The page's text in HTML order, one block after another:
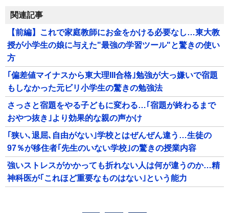
関連記事
【前編】これで家庭教師にお金をかける必要なし…東大教
授が小学生の娘に与えた"最強の学習ツール"と驚きの使い
方
｢偏差値マイナスから東大理III合格｣勉強が大っ嫌いで宿題
もしなかった元ビリ小学生の驚きの勉強法
さっさと宿題をやる子どもに変わる…｢宿題が終わるまで
おやつ抜き｣より効果的な親の声かけ
｢狭い､退屈､自由がない｣学校とはぜんぜん違う…生徒の
97％が移住者｢先生のいない学校｣の驚きの授業内容
強いストレスがかかっても折れない人は何が違うのか…精
神科医が｢これほど重要なものはない｣という能力